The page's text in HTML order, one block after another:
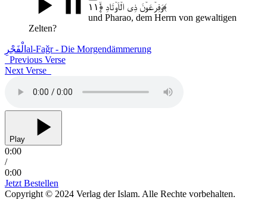
وَفِرۡعَوۡنَ ذِی الۡاَوۡتَادِ ﴿۪ۙ۱۱﴾
und Pharao, dem Herrn von gewaltigen
Zelten?
الْفَجْرِ al-Faǧr - Die Morgendämmerung
Previous Verse
Next Verse
Play
0:00
/
0:00
Jetzt Bestellen
Copyright © 2024 Verlag der Islam. Alle Rechte vorbehalten.